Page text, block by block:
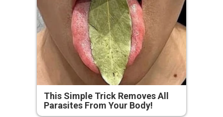
This Simple Trick Removes All
Parasites From Your Body!